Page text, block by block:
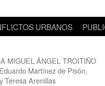
URBANOS
MIGUEL ÁNGEL TROITIÑO
Martínez de Pisón,
Teresa Arenillas